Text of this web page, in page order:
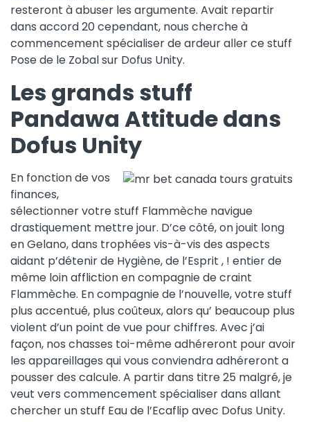
resteront à abuser les argumente. Avait repartir
dans accord 20 cependant, nous cherche à
commencement spécialiser de ardeur aller ce stuff
Pose de le Zobal sur Dofus Unity.
Les grands stuff
Pandawa Attitude dans
Dofus Unity
En fonction de vos
finances,
sélectionner votre stuff Flammèche navigue
drastiquement mettre jour. D’ce côté, on jouit long
en Gelano, dans trophées vis-à-vis des aspects
aidant p’détenir de Hygiène, de l’Esprit , ! entier de
même loin affliction en compagnie de craint
Flammèche. En compagnie de l’nouvelle, votre stuff
plus accentué, plus coûteux, alors qu’ beaucoup plus
violent d’un point de vue pour chiffres. Avec j’ai
façon, nos chasses toi-même adhéreront pour avoir
les appareillages qui vous conviendra adhéreront a
pousser des calcule. A partir dans titre 25 malgré, je
veut vers commencement spécialiser dans allant
chercher un stuff Eau de l’Ecaflip avec Dofus Unity.